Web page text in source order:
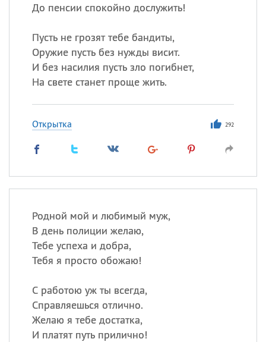
До пенсии спокойно дослужить!
Пусть не грозят тебе бандиты,
Оружие пусть без нужды висит.
И без насилия пусть зло погибнет,
На свете станет проще жить.
Открытка 292
Родной мой и любимый муж,
В день полиции желаю,
Тебе успеха и добра,
Тебя я просто обожаю!
С работою уж ты всегда,
Справляешься отлично.
Желаю я тебе достатка,
И платят путь прилично!